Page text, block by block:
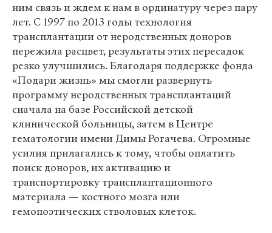
ним связь и ждем к нам в ординатуру через пару
лет. С 1997 по 2013 годы технология
трансплантации от неродственных доноров
пережила расцвет, результаты этих пересадок
резко улучшились. Благодаря поддержке фонда
«Подари жизнь» мы смогли развернуть
программу неродственных трансплантаций
сначала на базе Российской детской
клинической больницы, затем в Центре
гематологии имени Димы Рогачева. Огромные
усилия прилагались к тому, чтобы оплатить
поиск доноров, их активацию и
транспортировку трансплантационного
материала — костного мозга или
гемопоэтических стволовых клеток.